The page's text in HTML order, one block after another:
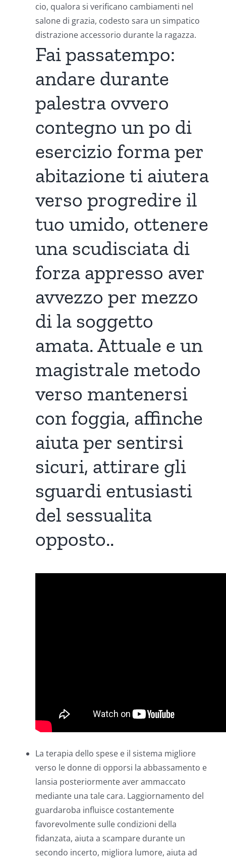
cio, qualora si verificano cambiamenti nel
salone di grazia, codesto sara un simpatico
distrazione accessorio durante la ragazza.
Fai passatempo:
andare durante
palestra ovvero
contegno un po di
esercizio forma per
abitazione ti aiutera
verso progredire il
tuo umido, ottenere
una scudisciata di
forza appresso aver
avvezzo per mezzo
di la soggetto
amata. Attuale e un
magistrale metodo
verso mantenersi
con foggia, affinche
aiuta per sentirsi
sicuri, attirare gli
sguardi entusiasti
del sessualita
opposto..
La terapia dello spese e il sistema migliore
verso le donne di opporsi la abbassamento e
lansia posteriormente aver ammaccato
mediante una tale cara. Laggiornamento del
guardaroba influisce costantemente
favorevolmente sulle condizioni della
fidanzata, aiuta a scampare durante un
secondo incerto, migliora lumore, aiuta ad